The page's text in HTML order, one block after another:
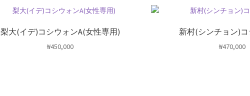
梨大(イデ)コシウォンA(女性専用)
₩450,000
新村(シンチョン)
₩470,000